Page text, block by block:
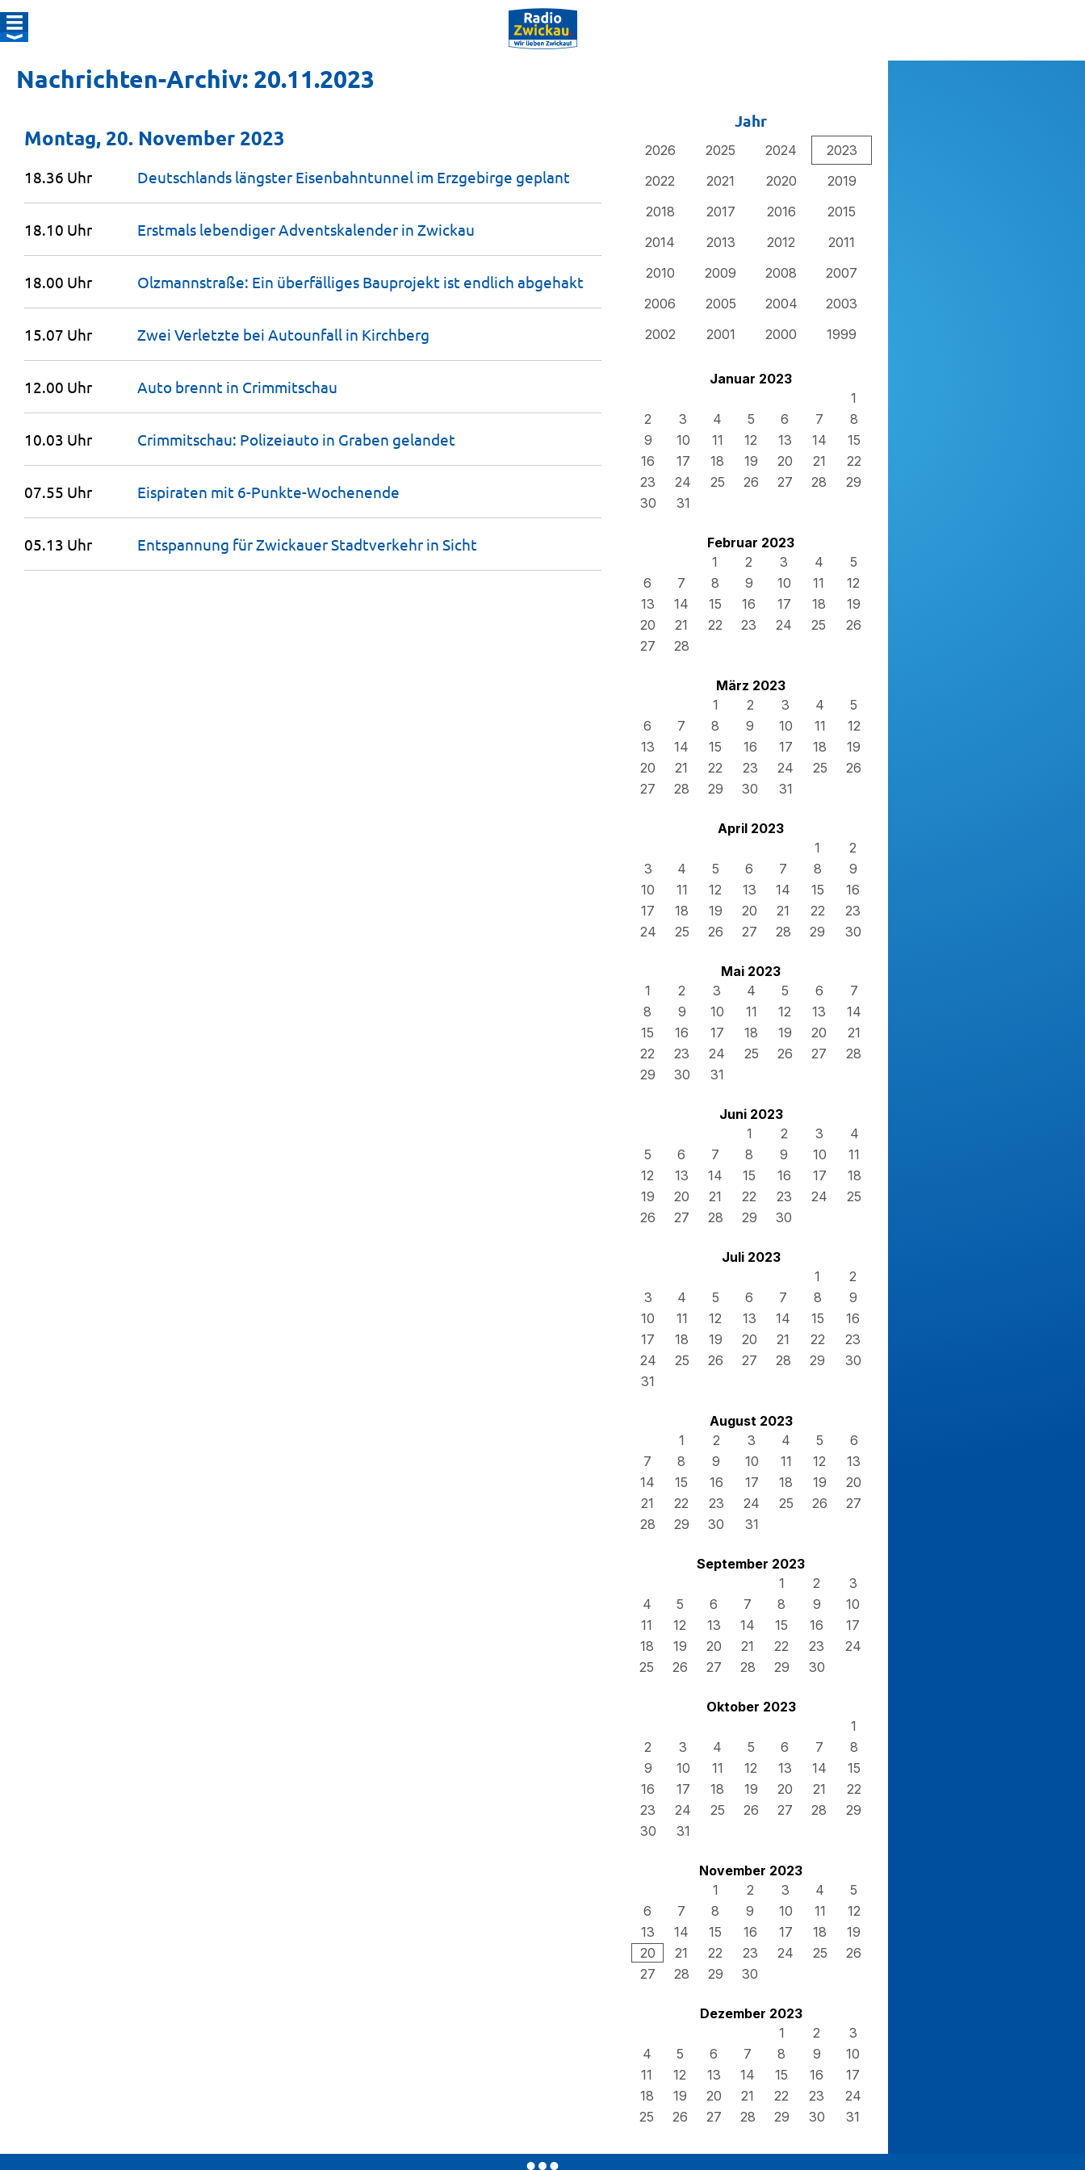
Nachrichten-Archiv: 20.11.2023
Jahr
2026 2025 2024
2023
2022
2021 2020
2019
2018
2017 2016
2015
2014
2013 2012
2011
2010
2009 2008
2007
2006
2005 2004
2003
2002
2001 2000 1999
Januar 2023
1
2
3 4 5 6 7
8
9
10 11 12 13 14
15
16
17 18 19 20 21
22
23
24 25 26 27 28
29
30
31
Februar 2023
1
2 3 4
5
6
7 8 9 10 11
12
13
14 15 16 17 18
19
20
21 22 23 24 25
26
27
28
März 2023
1
2 3 4
5
6
7 8 9 10 11
12
13
14 15 16 17 18
19
20
21 22 23 24 25
26
27
28 29 30 31
April 2023
1
2
3
4 5 6 7 8
9
10
11 12 13 14 15
16
17
18 19 20 21 22
23
24
25 26 27 28 29 30
Mai 2023
1
2 3 4 5 6
7
8
9 10 11 12 13
14
15
16 17 18 19 20
21
22
23 24 25 26 27
28
29
30 31
Juni 2023
1
2 3
4
5
6 7 8 9 10
11
12
13 14 15 16 17
18
19
20 21 22 23 24
25
26
27 28 29 30
Juli 2023
1
2
3
4 5 6 7 8
9
10
11 12 13 14 15
16
17
18 19 20 21 22
23
24
25 26 27 28 29
30
31
August 2023
1
2 3 4 5
6
7
8 9 10 11 12
13
14
15 16 17 18 19
20
21
22 23 24 25 26
27
28
29 30 31
September 2023
1
2
3
4
5 6 7 8 9
10
11
12 13 14 15 16
17
18
19 20 21 22 23
24
25
26 27 28 29 30
Oktober 2023
1
2
3 4 5 6 7
8
9
10 11 12 13 14
15
16
17 18 19 20 21
22
23
24 25 26 27 28
29
30
31
November 2023
1
2 3 4
5
6
7 8 9 10 11
12
13
14 15 16 17 18
19
20
21 22 23 24 25
26
27
28 29 30
Dezember 2023
1
2
3
4
5 6 7 8 9
10
11
12 13 14 15 16
17
18
19 20 21 22 23
24
25
26 27 28 29 30 31
Montag, 20. November 2023
18.36 Uhr Deutschlands längster Eisenbahntunnel im Erzgebirge geplant
18.10 Uhr Erstmals lebendiger Adventskalender in Zwickau
18.00 Uhr Olzmannstraße: Ein überfälliges Bauprojekt ist endlich abgehakt
15.07 Uhr Zwei Verletzte bei Autounfall in Kirchberg
12.00 Uhr Auto brennt in Crimmitschau
10.03 Uhr Crimmitschau: Polizeiauto in Graben gelandet
07.55 Uhr Eispiraten mit 6-Punkte-Wochenende
05.13 Uhr Entspannung für Zwickauer Stadtverkehr in Sicht